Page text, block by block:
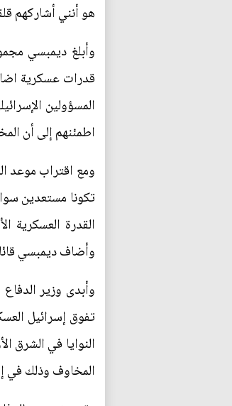
هو أنني أشاركهم
وأبلغ ديمبسي
قدرات عسكرية
المسؤولين
اطمئنهم إلى أن
ومع اقتراب موعد
تكونا مستعدين
القدرة العسكرية
وأضاف ديمبسي
وأبدى وزير
تفوق إسرائيل
النوايا في الشرق
المخاوف وذلك في